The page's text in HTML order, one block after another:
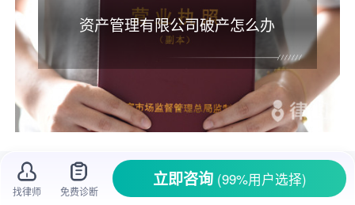
资产管理有限公司破产怎么办
在商业世界里，公司的发展就像一场充满变
数的旅程，资产管理有限公司也不例外。有时
找律师 免费诊断
立即咨询 (99%用户选择)